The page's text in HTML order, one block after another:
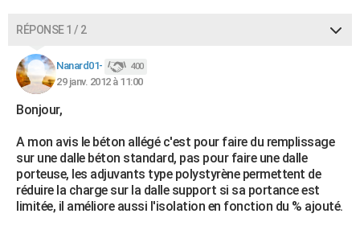
COPAINS D'AVANT
S'inscrire
Se connecter
Lycées
Collèges
Primaires
Universités
Entreprises
Service militaire
Avis de recherche
AVIS DE DÉCÈS
FORUM
Bricolage
Lifestyle
Culture
Sport
Auto
Television
Voyage
Cinema
RÉPONSE 1 / 2
Nanard01- 400
29 janv. 2012 à 11:00
Bonjour,
A mon avis le béton allégé c'est pour faire du remplissage
sur une dalle béton standard, pas pour faire une dalle
porteuse, les adjuvants type polystyrène permettent de
réduire la charge sur la dalle support si sa portance est
limitée, il améliore aussi l'isolation en fonction du % ajouté.